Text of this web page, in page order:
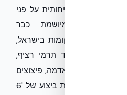
סייסמית ובטיחותית על פני
המערכת, המיושמת כבר
בפרויקטים של עד 33 קומות בעולם ו-12 קומות בישראל,
עם בידוד תרמי רציף,
בפני רעידות אדמה, פיצוצים
והוריקנים. זהו הפתרון היחיד המשלב מהירות ביצוע של '6